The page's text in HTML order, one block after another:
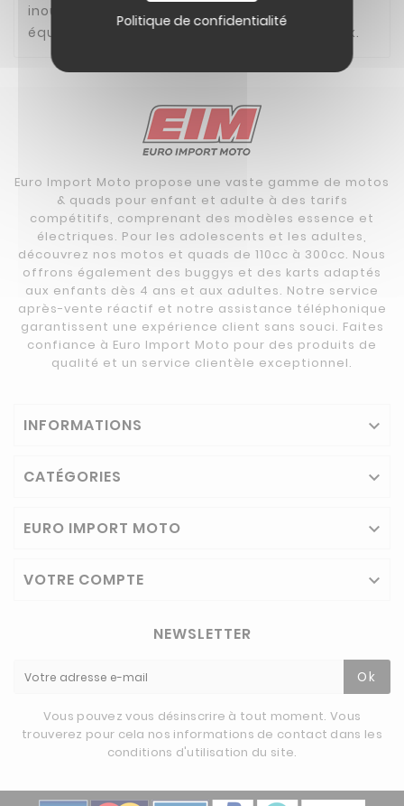
inoubliables ! Son
équipé d'un démarreur électrique et d'un kick.
Euro Import Moto propose une vaste gamme de motos
& quads pour enfant et adulte à des tarifs
compétitifs, comprenant des modèles essence et
électriques. Pour les adolescents et les adultes,
découvrez nos motos et quads de 110cc à 300cc. Nous
offrons également des buggys et des karts adaptés
aux enfants dès 4 ans et aux adultes. Notre service
après-vente réactif et notre assistance téléphonique
garantissent une expérience client sans souci. Faites
confiance à Euro Import Moto pour des produits de
qualité et un service clientèle exceptionnel.
INFORMATIONS 
CATÉGORIES 
EURO IMPORT MOTO 
VOTRE COMPTE 
NEWSLETTER
Ok
Vous pouvez vous désinscrire à tout moment. Vous
trouverez pour cela nos informations de contact dans les
conditions d'utilisation du site.
Politique de confidentialité